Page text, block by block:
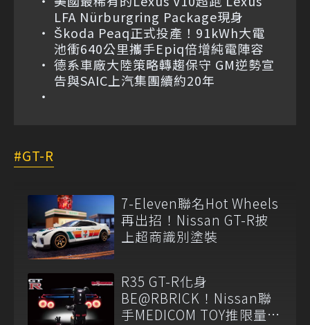
LFA Nürburgring Package現身
Škoda Peaq正式投產！91kWh大電
池衝640公里攜手Epiq倍增純電陣容
德系車廠大陸策略轉趨保守 GM逆勢宣
告與SAIC上汽集團續約20年
GT-R
7-Eleven聯名Hot Wheels
再出招！Nissan GT-R披
上超商識別塗裝
R35 GT-R化身
BE@RBRICK！Nissan聯
手MEDICOM TOY推限量收